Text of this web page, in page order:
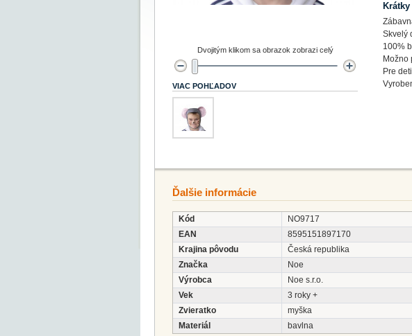
Skvelý
100%
Možno
Pre
Dvojitým klikom sa obrazok zobrazi celý
VIAC POHĽADOV
Ďalšie informácie
Kód
NO9717
EAN
8595151897170
Krajina pôvodu
Česká republika
Značka
Noe
Výrobca
Noe s.r.o.
Vek
3 roky +
Zvieratko
myška
Materiál
bavlna